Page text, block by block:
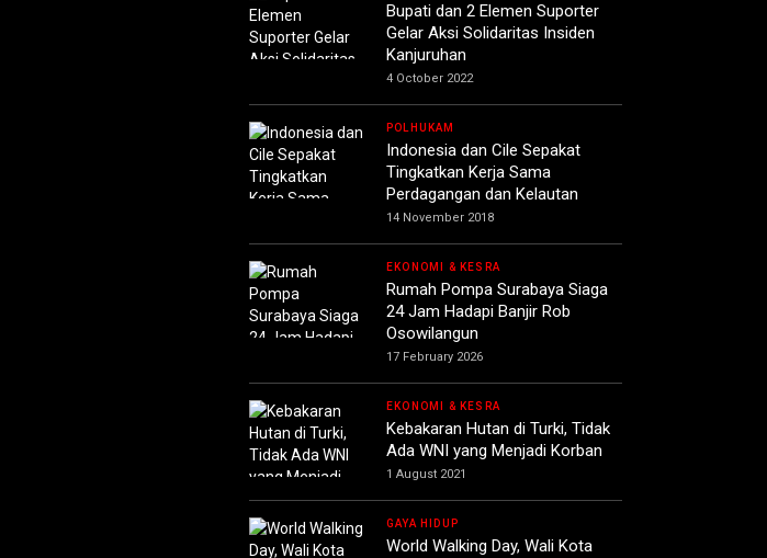
Bupati dan 2 Elemen Suporter
Gelar Aksi Solidaritas Insiden
Kanjuruhan
4 October 2022
POLHUKAM
Indonesia dan Cile Sepakat
Tingkatkan Kerja Sama
Perdagangan dan Kelautan
14 November 2018
EKONOMI & KESRA
Rumah Pompa Surabaya Siaga
24 Jam Hadapi Banjir Rob
Osowilangun
17 February 2026
EKONOMI & KESRA
Kebakaran Hutan di Turki, Tidak
Ada WNI yang Menjadi Korban
1 August 2021
GAYA HIDUP
World Walking Day, Wali Kota